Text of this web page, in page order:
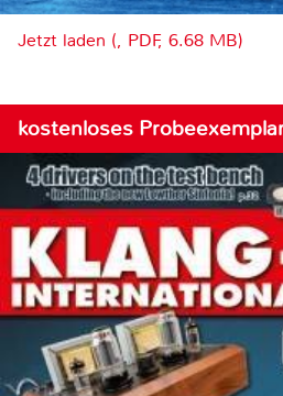
Jetzt laden (, PDF, 6.68 MB)
kostenloses